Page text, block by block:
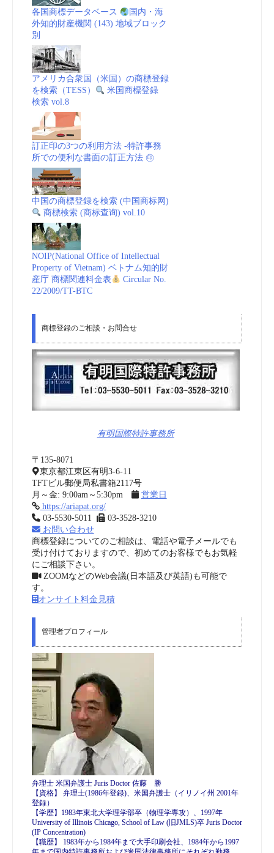
各国商標データベース
国内・海
外知的財産機関 (143) 地域ブロック
別
アメリカ合衆国（米国）の商標登録
を検索（TESS）
米国商標登録
検索 vol.8
訂正印の3つの利用方法 -特許事務
所での便利な書面の訂正方法 ㊞
中国の商標登録を検索 (中国商标网)
商標検索 (商标查询) vol.10
NOIP(National Office of Intellectual
Property of Vietnam) ベトナム知的財
産庁 商標関連料金表
Circular No.
22/2009/TT-BTC
商標登録のご相談・お問合せ
有明国際特許事務所
〒135-8071
東京都江東区有明3-6-11
TFTビル郵便局私書箱2117号
月～金: 9:00am～5:30pm
営業日
https://ariapat.org/
03-5530-5011
03-3528-3210
お問い合わせ
商標登録についてのご相談は、電話や電子メールでも
受け付けておりますので、初めてのお客様でもお気軽
にご相談下さい。
ZOOMなどのWeb会議(日本語及び英語)も可能で
す。
オンサイト料金見積
管理者プロフィール
弁理士 米国弁護士 Juris Doctor 佐藤 勝
【資格】 弁理士(1986年登録)、米国弁護士（イリノイ州 2001年
登録）
【学歴】1983年東北大学理学部卒（物理学専攻）、1997年
University of Illinois Chicago, School of Law (旧JMLS)卒 Juris Doctor
(IP Concentration)
【職歴】 1983年から1984年まで大手印刷会社、1984年から1997